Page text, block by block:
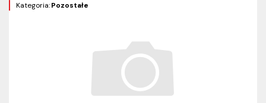
Kategoria:Pozostałe